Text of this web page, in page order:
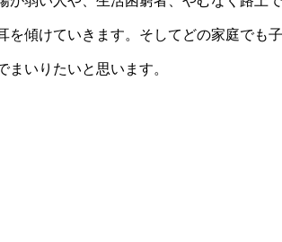
を傾けていきます。そしてどの家庭でも
まいりたいと思います。